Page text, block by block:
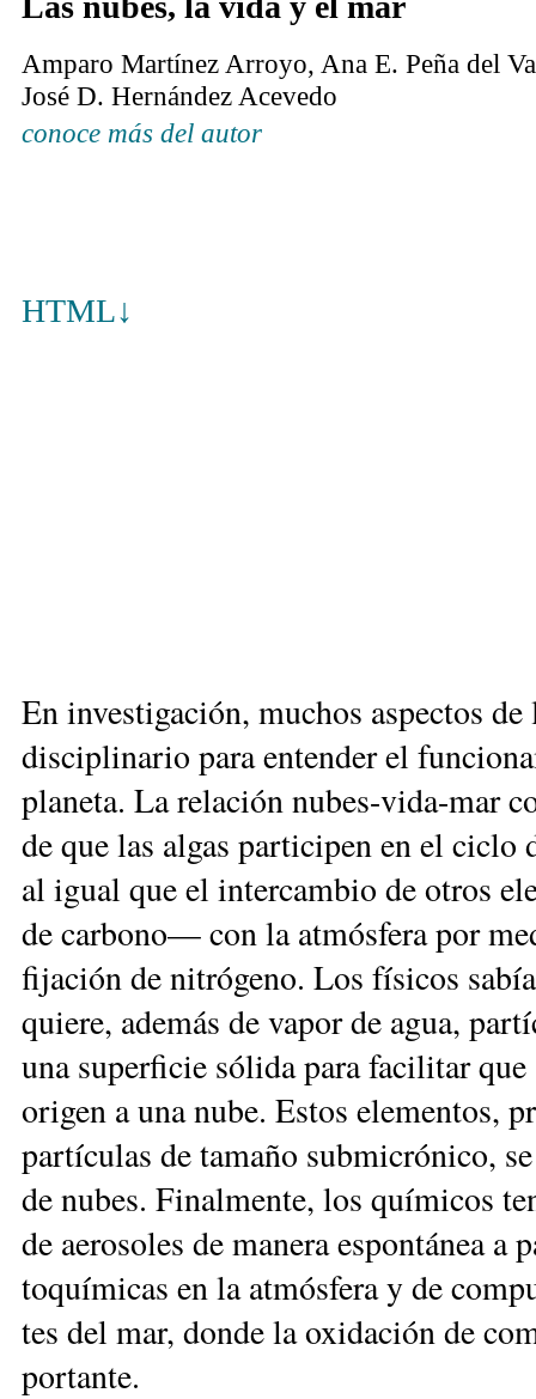
Amparo Martínez Arroyo, Ana E. Peña del
José D. Hernández Acevedo
conoce más del autor
HTML↓
En in­ves­ti­ga­ción, mu­chos as­pec­tos
dis­ci­pli­na­rio para en­ten­der el
pla­ne­ta. La re­la­ción nu­bes-vi­da-mar
de que las al­gas par­ti­ci­pen en el
al igual que el in­ter­cam­bio de otros
de car­bo­no— con la at­mós­fe­ra por
fi­ja­ción de ni­tró­ge­no. Los fí­si­cos
quie­re, ade­más de va­por de agua,
una su­per­fi­cie só­li­da pa­ra fa­ci­li­tar
ori­gen a una nube. Es­tos ele­men­tos,
par­tí­cu­las de ta­ma­ño sub­mi­cró­ni­co,
de nu­bes. Finalmente, los quí­mi­cos
de ae­ro­so­les de ma­ne­ra es­pon­tá­nea
to­quí­mi­cas en la at­mós­fe­ra y de
tes del mar, don­de la oxi­da­ción de
por­tan­te.